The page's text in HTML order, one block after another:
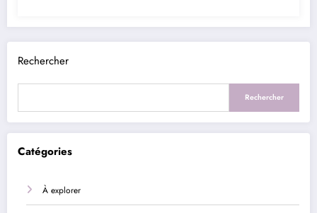
Rechercher
Rechercher
Catégories
À explorer